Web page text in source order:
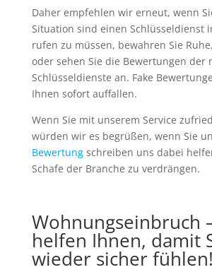
Daher empfehlen wir erneut, wenn
Situation sind einen Schlüsseldienst
rufen zu müssen, bewahren Sie
oder sehen Sie die Bewertungen der
Schlüsseldienste an. Fake
Ihnen sofort auffallen.
Wenn Sie mit unserem Service
würden wir es begrüßen, wenn Sie
Bewertungschreiben uns dabei
Schafe der Branche zu verdrängen.
Wohnungseinbruch
helfen Ihnen, damit
wieder sicher fühlen!